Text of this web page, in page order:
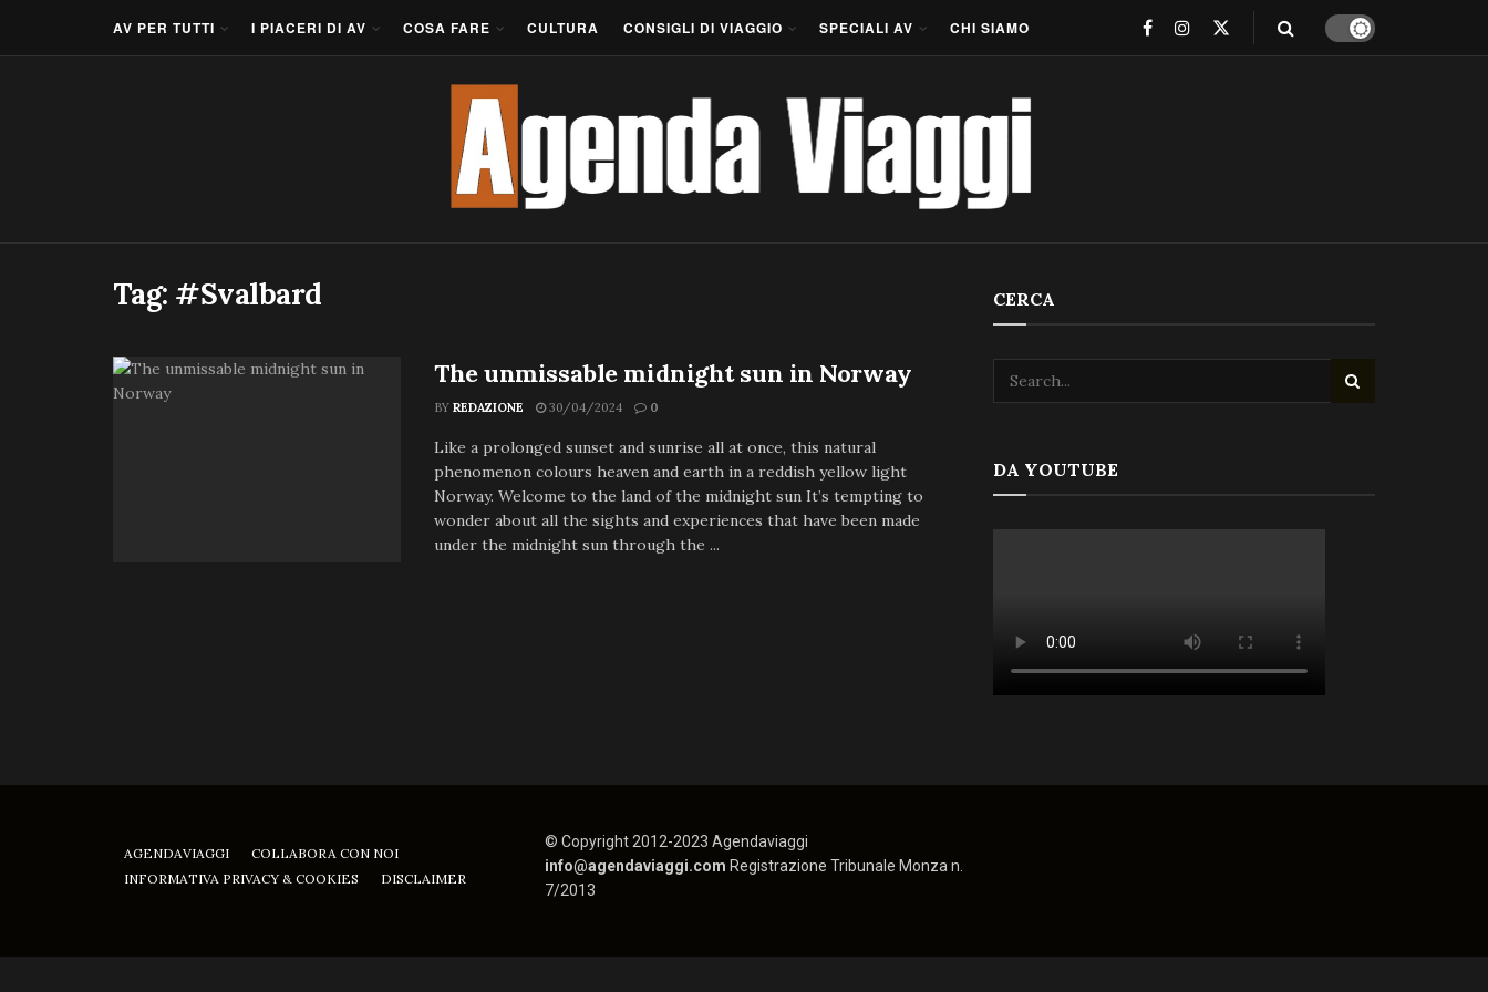
AV PER TUTTI I PIACERI DI AV COSA FARE CULTURA CONSIGLI DI VIAGGIO SPECIALI AV CHI SIAMO
Tag: #Svalbard
The unmissable midnight sun in Norway
BY REDAZIONE 30/04/2024 0
Like a prolonged sunset and sunrise all at once, this natural
phenomenon colours heaven and earth in a reddish yellow light
Norway. Welcome to the land of the midnight sun It’s tempting to
wonder about all the sights and experiences that have been made
under the midnight sun through the ...
CERCA
DA YOUTUBE
AGENDAVIAGGI
COLLABORA CON NOI
INFORMATIVA PRIVACY & COOKIES
DISCLAIMER
© Copyright 2012-2023 Agendaviaggi
info@agendaviaggi.com Registrazione Tribunale Monza n.
7/2013